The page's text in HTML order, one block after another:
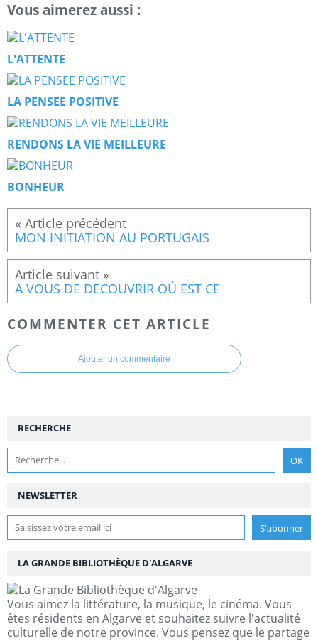
Vous aimerez aussi :
L'ATTENTE
LA PENSEE POSITIVE
RENDONS LA VIE MEILLEURE
BONHEUR
MON INITIATION AU PORTUGAIS
A VOUS DE DECOUVRIR OÚ EST CE
COMMENTER CET ARTICLE
Ajouter un commentaire
NEWSLETTER
RECHERCHE
LA GRANDE BIBLIOTHÈQUE D'ALGARVE
Vous aimez la littérature, la musique, le cinéma. Vous
êtes résidents en Algarve et souhaitez suivre l'actualité
culturelle de notre province. Vous pensez que le partage